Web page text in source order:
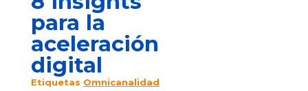
para la
aceleración
digital
Etiquetas Omnicanalidad